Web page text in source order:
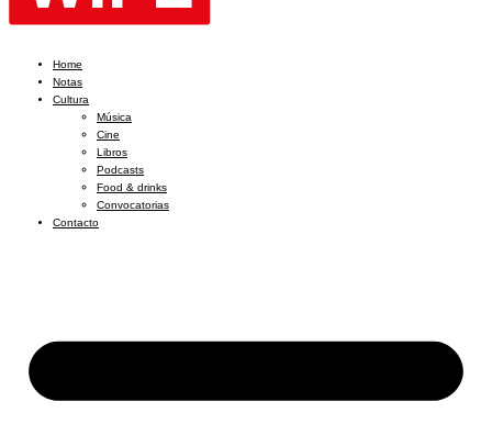
Home
Notas
Cultura
Música
Cine
Libros
Podcasts
Food & drinks
Convocatorias
Contacto